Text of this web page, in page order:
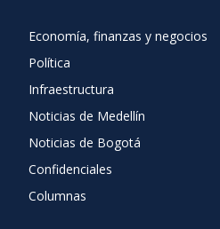
Economía, finanzas y negocios
Política
Infraestructura
Noticias de Medellín
Noticias de Bogotá
Confidenciales
Columnas